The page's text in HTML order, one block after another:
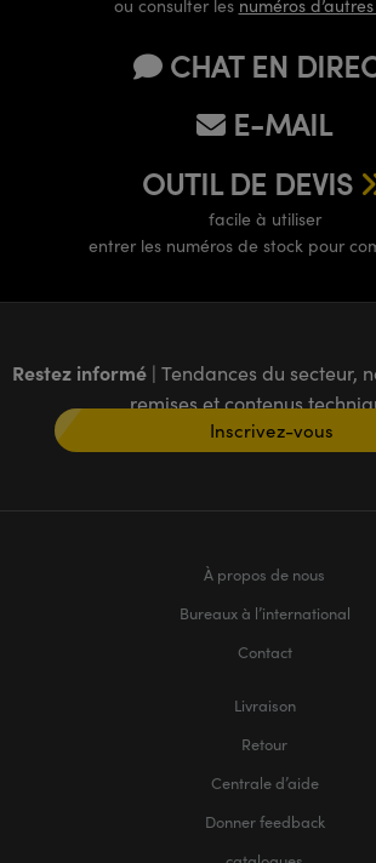
ou consulter les numéros
CHAT EN
E-MAIL
OUTIL DE DEVIS
facile à utiliser
entrer les numéros de stock pour
Restez informé | Tendances du secteur,
remises et contenus
Inscrivez-vous
À propos de nous
Bureaux à l’international
Contact
Livraison
Retour
Centrale d’aide
Donner feedback